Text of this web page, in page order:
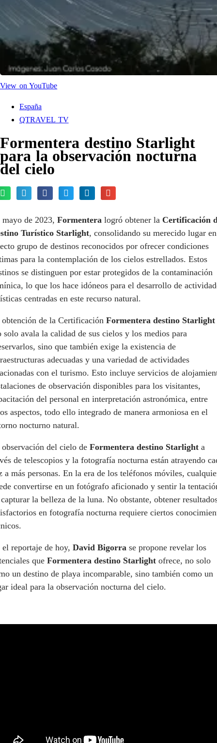
View on YouTube
España
QTRAVEL TV
Formentera destino Starlight
para la observación nocturna
del cielo
mayo de 2023, Formentera logró obtener la Certificación
Turístico Starlight, consolidando su merecido lugar
grupo de destinos reconocidos por ofrecer condiciones
para la contemplación de los cielos estrellados. Estos
se distinguen por estar protegidos de la contaminación
lo que los hace idóneos para el desarrollo de
centradas en este recurso natural.
de la Certificación Formentera destino Starlight
avala la calidad de sus cielos y los medios para
sino que también exige la existencia de
adecuadas y una variedad de actividades
con el turismo. Esto incluye servicios de
de observación disponibles para los visitantes,
del personal en interpretación astronómica, entre
aspectos, todo ello integrado de manera armoniosa en el
nocturno natural.
del cielo de Formentera destino Starlight a
de telescopios y la fotografía nocturna están atrayendo
a más personas. En la era de los teléfonos móviles,
convertirse en un fotógrafo aficionado y sentir la
la belleza de la luna. No obstante, obtener
en fotografía nocturna requiere ciertos
el reportaje de hoy, David Bigorra se propone revelar los
que Formentera destino Starlight ofrece, no solo
un destino de playa incomparable, sino también como un
ideal para la observación nocturna del cielo.